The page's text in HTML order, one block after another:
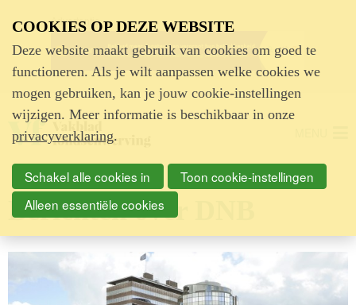
Advertentie
Berichten over DNB
COOKIES OP DEZE WEBSITE
Deze website maakt gebruik van cookies om goed te
functioneren. Als je wilt aanpassen welke cookies we
mogen gebruiken, kan je jouw cookie-instellingen
wijzigen. Meer informatie is beschikbaar in onze
privacyverklaring.
Schakel alle cookies in
Toon cookie-instellingen
Alleen essentiële cookies